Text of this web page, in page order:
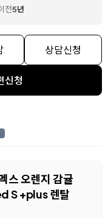
전5년
상담신청
신청
오렌지 감귤
S +plus 렌탈